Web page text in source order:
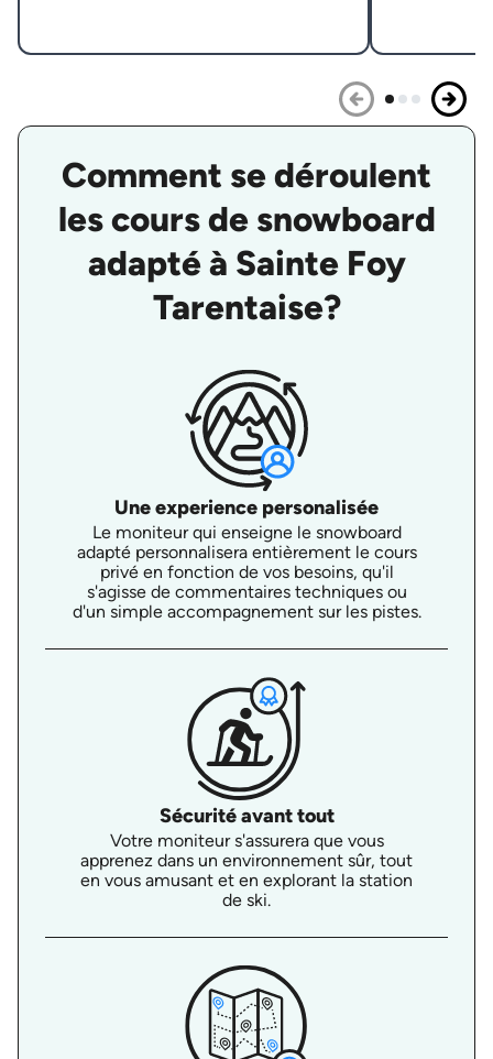
Comment se déroulent
les cours de snowboard
adapté à Sainte Foy
Tarentaise?
Une experience personalisée
Le moniteur qui enseigne le snowboard
adapté personnalisera entièrement le cours
privé en fonction de vos besoins, qu'il
s'agisse de commentaires techniques ou
d'un simple accompagnement sur les pistes.
Sécurité avant tout
Votre moniteur s'assurera que vous
apprenez dans un environnement sûr, tout
en vous amusant et en explorant la station
de ski.